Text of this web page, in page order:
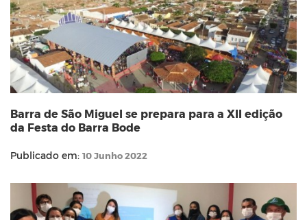
Barra de São Miguel se prepara para a XII edição
da Festa do Barra Bode
Publicado em: 10 Junho 2022